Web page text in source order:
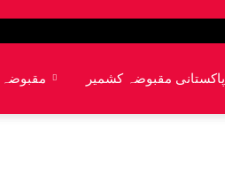
مقبوضہ پاکستانی مقبوضہ کشمیر